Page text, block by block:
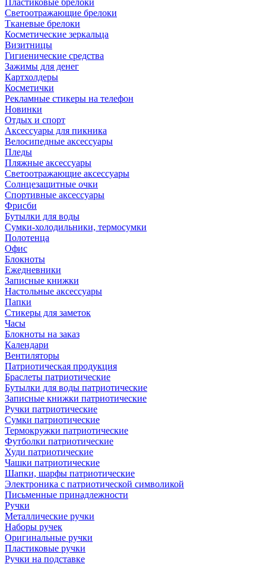
Пластиковые брелоки
Светоотражающие брелоки
Тканевые брелоки
Косметические зеркальца
Визитницы
Гигиенические средства
Зажимы для денег
Картхолдеры
Косметички
Рекламные стикеры на телефон
Новинки
Отдых и спорт
Аксессуары для пикника
Велосипедные аксессуары
Пледы
Пляжные аксессуары
Светоотражающие аксессуары
Солнцезащитные очки
Спортивные аксессуары
Фрисби
Бутылки для воды
Сумки-холодильники, термосумки
Полотенца
Офис
Блокноты
Ежедневники
Записные книжки
Настольные аксессуары
Папки
Стикеры для заметок
Часы
Блокноты на заказ
Календари
Вентиляторы
Патриотическая продукция
Браслеты патриотические
Бутылки для воды патриотические
Записные книжки патриотические
Ручки патриотические
Сумки патриотические
Термокружки патриотические
Футболки патриотические
Худи патриотические
Чашки патриотические
Шапки, шарфы патриотические
Электроника с патриотической символикой
Письменные принадлежности
Ручки
Металлические ручки
Наборы ручек
Оригинальные ручки
Пластиковые ручки
Ручки на подставке